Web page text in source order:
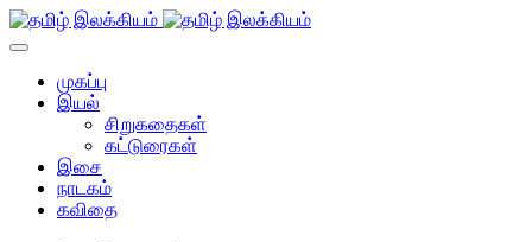
முகப்பு
இயல்
சிறுகதைகள்
கட்டுரைகள்
இசை
நாடகம்
கவிதை